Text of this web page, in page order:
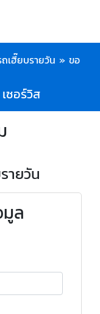
ถเฮี๊ยบรายวัน » ขอ
ซอร์วิส
ายวัน
ล